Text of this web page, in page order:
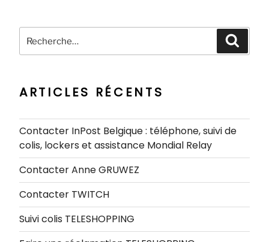
pour
ARTICLES RÉCENTS
Contacter InPost Belgique : téléphone, suivi de
colis, lockers et assistance Mondial Relay
Contacter Anne GRUWEZ
Contacter TWITCH
Suivi colis TELESHOPPING